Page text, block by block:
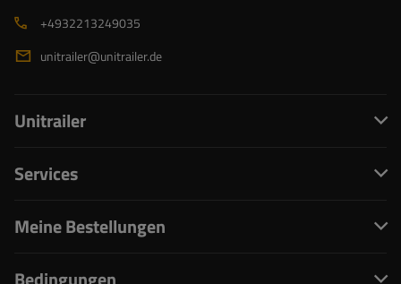
+4932213249035
unitrailer@unitrailer.de
Unitrailer
Services
Meine Bestellungen